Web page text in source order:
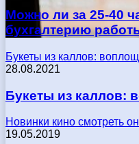
Можно ли за 25-40
бухгалтерию
Букеты из каллов:
28.08.2021
Букеты из каллов:
Новинки кино смотреть
19.05.2019